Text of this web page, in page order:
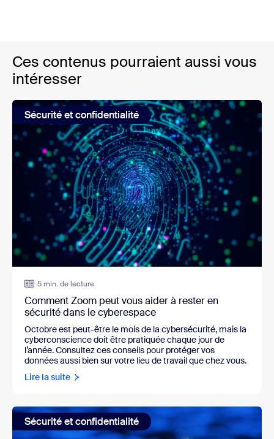
Ces contenus pourraient aussi vous
intéresser
Sécurité et confidentialité
5 min. de lecture
Comment Zoom peut vous aider à rester en
sécurité dans le cyberespace
Octobre est peut-être le mois de la cybersécurité, mais la
cyberconscience doit être pratiquée chaque jour de
l’année. Consultez ces conseils pour protéger vos
données aussi bien sur votre lieu de travail que chez vous.
Lire la suite
Sécurité et confidentialité